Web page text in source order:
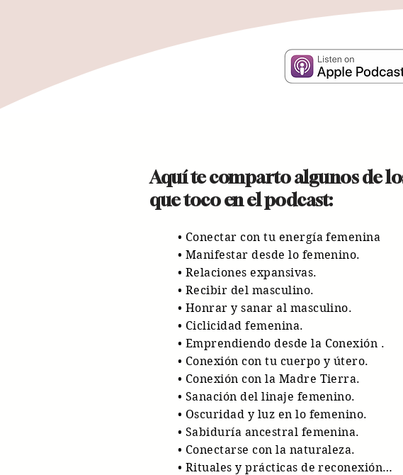
Aquí te comparto algunos de
que toco en el podcast:
• Conectar con tu energía femenina
• Manifestar desde lo femenino.
• Relaciones expansivas.
• Recibir del masculino.
• Honrar y sanar al masculino.
• Ciclicidad femenina.
• Emprendiendo desde la Conexión .
• Conexión con tu cuerpo y útero.
• Conexión con la Madre Tierra.
• Sanación del linaje femenino.
• Oscuridad y luz en lo femenino.
• Sabiduría ancestral femenina.
• Conectarse con la naturaleza.
• Rituales y prácticas de reconexión…